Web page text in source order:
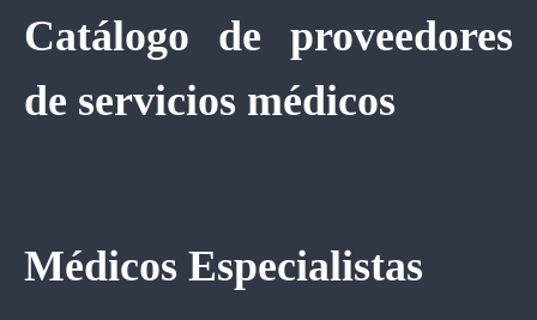
Catálogo de proveedores
de servicios médicos
Médicos Especialistas